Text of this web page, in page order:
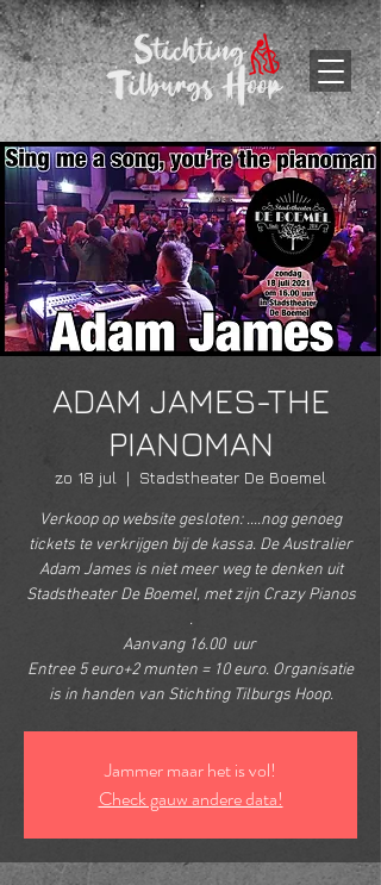
ADAM JAMES-THE
PIANOMAN
zo 18 jul
  |
Stadstheater De Boemel
Verkoop op website gesloten: ....nog genoeg
tickets te verkrijgen bij de kassa. De Australier
Adam James is niet meer weg te denken uit
Stadstheater De Boemel, met zijn Crazy Pianos
.
Aanvang 16.00 uur
Entree 5 euro+2 munten = 10 euro. Organisatie
is in handen van Stichting Tilburgs Hoop.
Jammer maar het is vol!
Check gauw andere data!